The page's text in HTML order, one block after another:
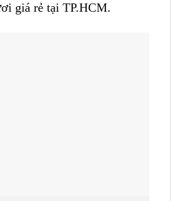
giá rẻ tại TP.HCM.